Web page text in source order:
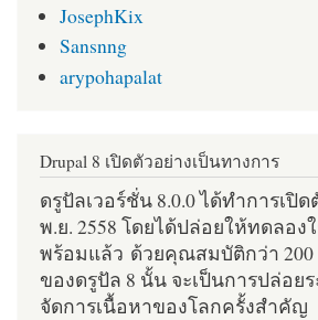
JosephKix
Sansnng
arypohapalat
Drupal 8 เปิดตัวอย่างเป็นทางการ
ดรูปัลเวอร์ชั่น 8.0.0 ได้ทำการเปิ
พ.ย. 2558 โดยได้ปล่อยให้ทดลอ
พร้อมแล้ว ด้วยคุณสมบัติกว่า
ของดรูปัล 8 นั้น จะเป็นการปล่อยร
จัดการเนื้อหาของโลกครั้งสำคัญ